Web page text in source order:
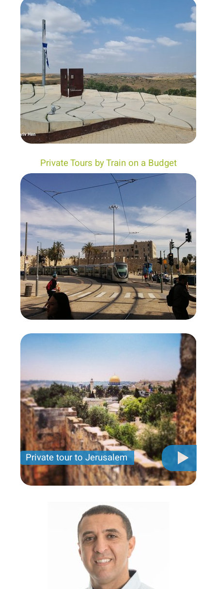
Private Tours by Train on a Budget
Private tour to Jerusalem
Private tour for only 790 USD